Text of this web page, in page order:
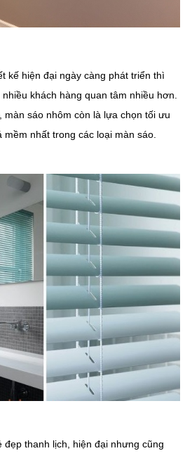
kế hiện đại ngày càng phát triển thì
khách hàng quan tâm nhiều hơn.
sáo nhôm còn là lựa chọn tối ưu
mềm nhất trong các loại màn sáo.
thanh lịch, hiện đại nhưng cũng